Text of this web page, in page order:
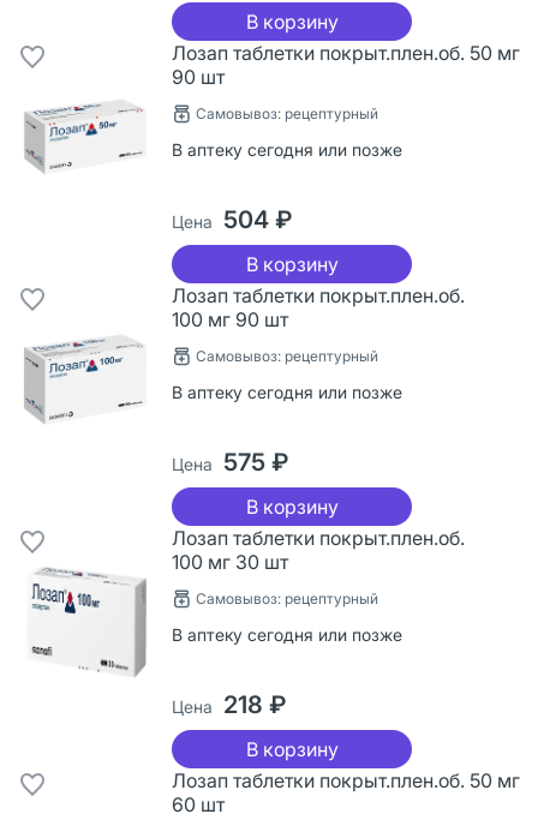
В корзину
Лозап таблетки покрыт.плен.об. 50 мг
90 шт
Самовывоз: рецептурный
В аптеку сегодня или позже
Цена 504 ₽
В корзину
Лозап таблетки покрыт.плен.об.
100 мг 90 шт
Самовывоз: рецептурный
В аптеку сегодня или позже
Цена 575 ₽
В корзину
Лозап таблетки покрыт.плен.об.
100 мг 30 шт
Самовывоз: рецептурный
В аптеку сегодня или позже
Цена 218 ₽
В корзину
Лозап таблетки покрыт.плен.об. 50 мг
60 шт